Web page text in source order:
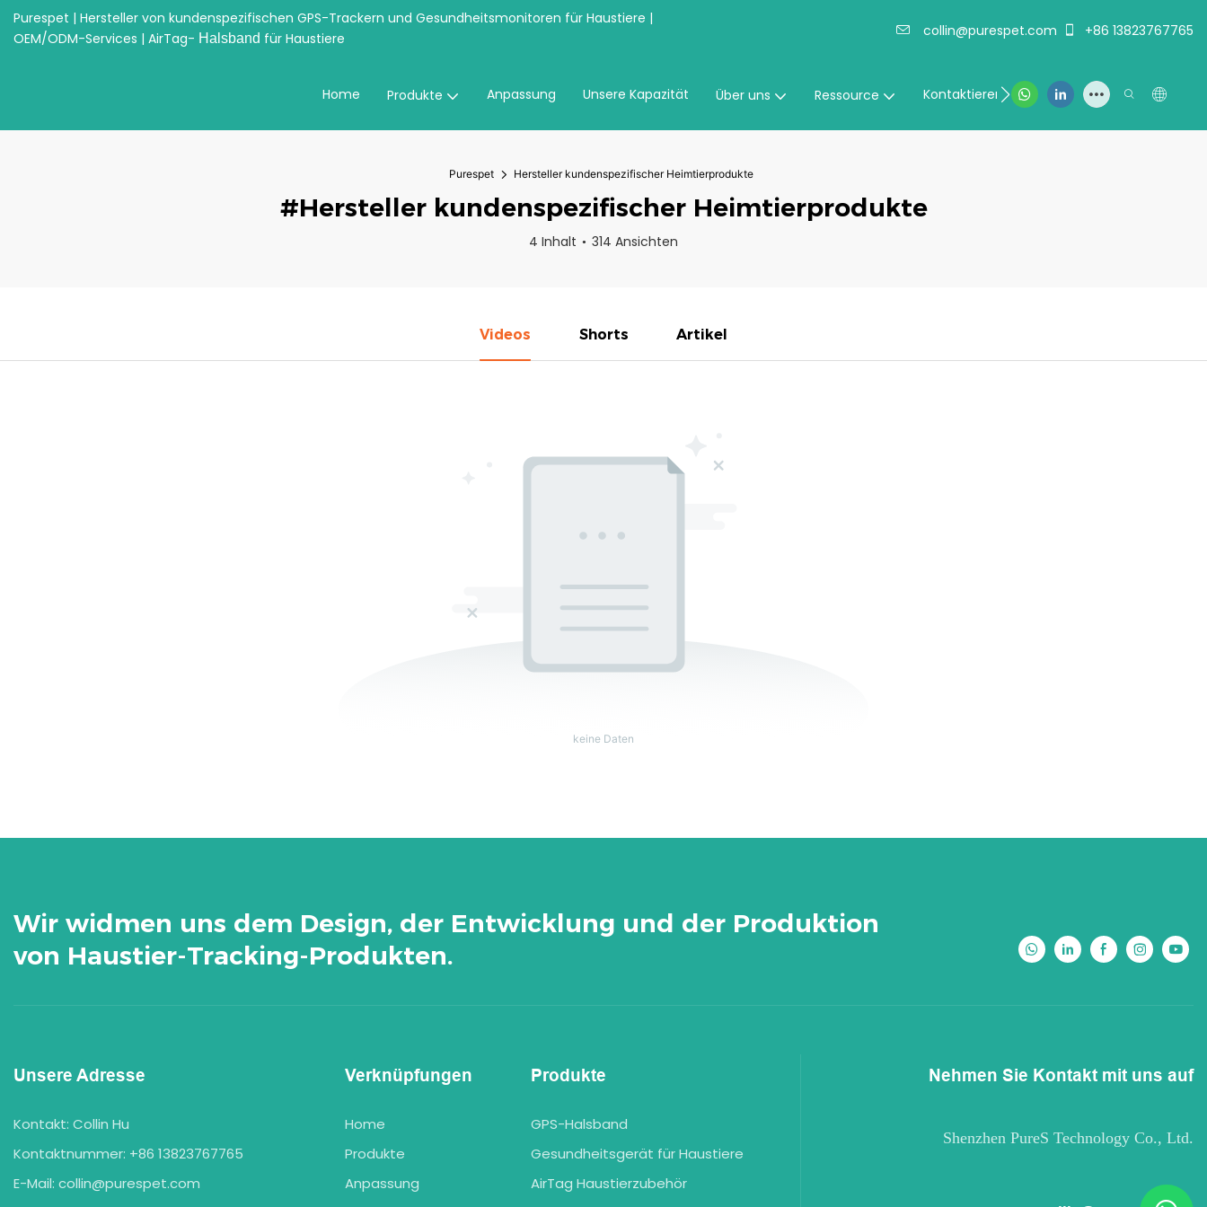
Purespet | Hersteller von kundenspezifischen GPS-Trackern und Gesundheitsmonitoren für Haustiere |
OEM/ODM-Services | AirTag- Halsband für Haustiere collin@purespet.com +86 13823767765
Home Produkte Anpassung Unsere Kapazität Über uns Ressource Kontaktieren Sie uns
Purespet Hersteller kundenspezifischer Heimtierprodukte
#Hersteller kundenspezifischer Heimtierprodukte
4 Inhalt 314 Ansichten
Videos Shorts Artikel
keine Daten
Wir widmen uns dem Design, der Entwicklung und der Produktion
von Haustier-Tracking-Produkten.
Unsere Adresse
Kontakt: Collin Hu
Kontaktnummer: +86 13823767765
E-Mail: collin@purespet.com
Verknüpfungen
Home
Produkte
Anpassung
Produkte
GPS-Halsband
Gesundheitsgerät für Haustiere
AirTag Haustierzubehör
Nehmen Sie Kontakt mit uns auf
Shenzhen PureS Technology Co., Ltd.